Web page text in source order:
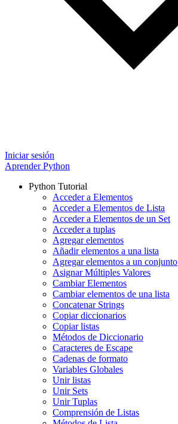
Iniciar sesión
Aprender Python
Python Tutorial
Acceder a Elementos
Acceder a Elementos de Lista
Acceder a Elementos de un Set
Acceder a tuplas
Agregar elementos
Añadir elementos a una lista
Agregar elementos a un conjunto
Asignar Múltiples Valores
Cambiar Elementos
Cambiar elementos de una lista
Concatenar Strings
Copiar diccionarios
Copiar listas
Métodos de Diccionario
Caracteres de Escape
Cadenas de formato
Variables Globales
Unir listas
Unir Sets
Unir Tuplas
Comprensión de Listas